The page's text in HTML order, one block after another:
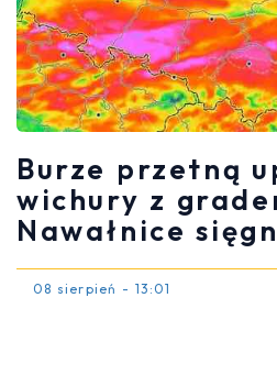
Burze przetną
wichury z
Nawałnice
08 sierpień - 13:01